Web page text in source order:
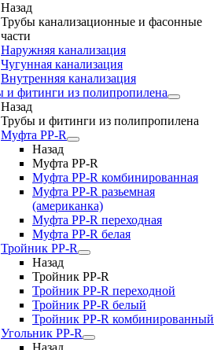
Назад
Трубы канализационные и фасонные
части
Наружняя канализация
Чугунная канализация
Внутренняя канализация
и фитинги из полипропилена
Назад
Трубы и фитинги из полипропилена
Муфта PP-R
Назад
Муфта PP-R
Муфта РР-R комбинированная
Муфта РР-R разьемная
(американка)
Муфта РР-R переходная
Муфта РР-R белая
Тройник PP-R
Назад
Тройник PP-R
Тройник РР-R переходной
Тройник РР-R белый
Тройник РР-R комбинированный
Угольник PP-R
Назад